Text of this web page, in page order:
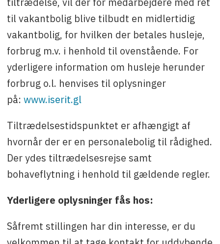
til vakantbolig blive tilbudt en midlertidig
vakantbolig, for hvilken der betales husleje,
forbrug m.v. i henhold til ovenstående. For
yderligere information om husleje herunder
forbrug o.l. henvises til oplysninger
på: www.iserit.gl
Tiltrædelsestidspunktet er afhængigt af
hvornår der er en personalebolig til rådighed.
Der ydes tiltrædelsesrejse samt
bohaveflytning i henhold til gældende regler.
Yderligere oplysninger fås hos:
Såfremt stillingen har din interesse, er du